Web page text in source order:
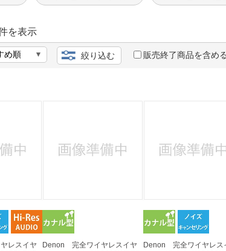
ご利用ガイド
を表示
絞り込む 販売終了商品を含める
レスイヤ
Denon 完全ワイヤレスイヤ
Denon 完全ワイヤレス